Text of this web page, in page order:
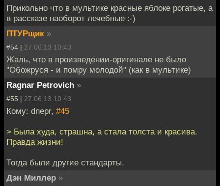
Прикольно что в мультике красные яблоке рогатые, а
в рассказе наоборот лечебные :-)
ПТУРщик »
#54 | 27.06.13 10:43
Жаль, что в произведении-оригинале не было
"Обожруся - и помру молодой" (как в мультике)
Ragnar Petrovich »
#55 | 27.06.13 10:43
Кому: dnepr, #45
> Была худа, страшна, а стала толста и красива.
Правда жизни!
Тогда были другие стандарты.
Дэн Миллер »